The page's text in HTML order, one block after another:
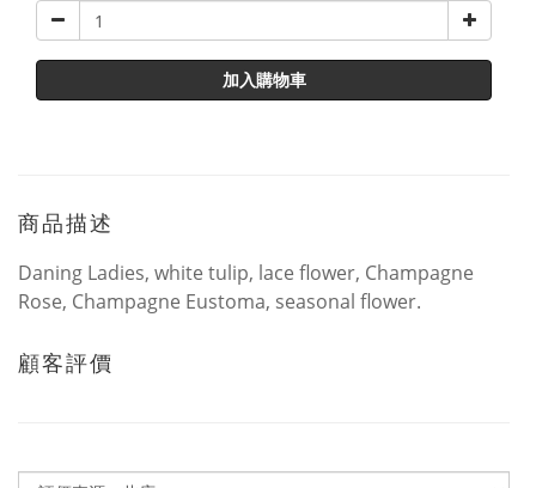
加入購物車
商品描述
Daning Ladies, white tulip, lace flower, Champagne
Rose, Champagne Eustoma, seasonal flower.
顧客評價